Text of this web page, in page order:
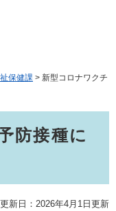
保健課 > 新型コロナワクチ
防接種に
更新日：2026年4月1日更新